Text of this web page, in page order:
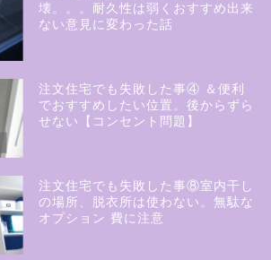
壊。。。耐久性は弱くおすすめ出来
ない意見に変わった話
注文住宅でも失敗した事④ ＆便利
でおすすめしたい位置。後からずら
せない【コンセント問題】
注文住宅でも失敗した事⑧室内干し
の場所、脱衣所は使わない。無駄な
オプション 費に注意